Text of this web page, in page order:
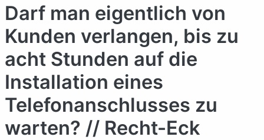
Darf man eigentlich von
Kunden verlangen, bis zu
acht Stunden auf die
Installation eines
Telefonanschlusses zu
warten? // Recht-Eck